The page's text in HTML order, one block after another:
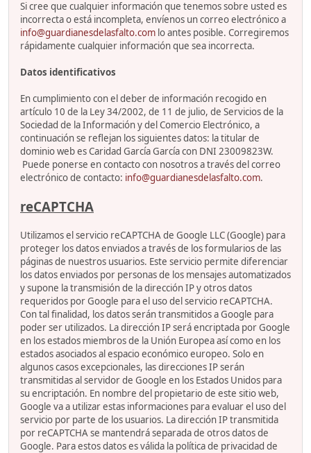
Si cree que cualquier información que tenemos sobre usted es
incorrecta o está incompleta, envíenos un correo electrónico a
info@guardianesdelasfalto.com lo antes posible. Corregiremos
rápidamente cualquier información que sea incorrecta.
Datos identificativos
En cumplimiento con el deber de información recogido en
artículo 10 de la Ley 34/2002, de 11 de julio, de Servicios de la
Sociedad de la Información y del Comercio Electrónico, a
continuación se reflejan los siguientes datos: la titular de
dominio web es Caridad García García con DNI 23009823W.
Puede ponerse en contacto con nosotros a través del correo
electrónico de contacto: info@guardianesdelasfalto.com.
reCAPTCHA
Utilizamos el servicio reCAPTCHA de Google LLC (Google) para
proteger los datos enviados a través de los formularios de las
páginas de nuestros usuarios. Este servicio permite diferenciar
los datos enviados por personas de los mensajes automatizados
y supone la transmisión de la dirección IP y otros datos
requeridos por Google para el uso del servicio reCAPTCHA.
Con tal finalidad, los datos serán transmitidos a Google para
poder ser utilizados. La dirección IP será encriptada por Google
en los estados miembros de la Unión Europea así como en los
estados asociados al espacio económico europeo. Solo en
algunos casos excepcionales, las direcciones IP serán
transmitidas al servidor de Google en los Estados Unidos para
su encriptación. En nombre del propietario de este sitio web,
Google va a utilizar estas informaciones para evaluar el uso del
servicio por parte de los usuarios. La dirección IP transmitida
por reCAPTCHA se mantendrá separada de otros datos de
Google. Para estos datos es válida la política de privacidad de